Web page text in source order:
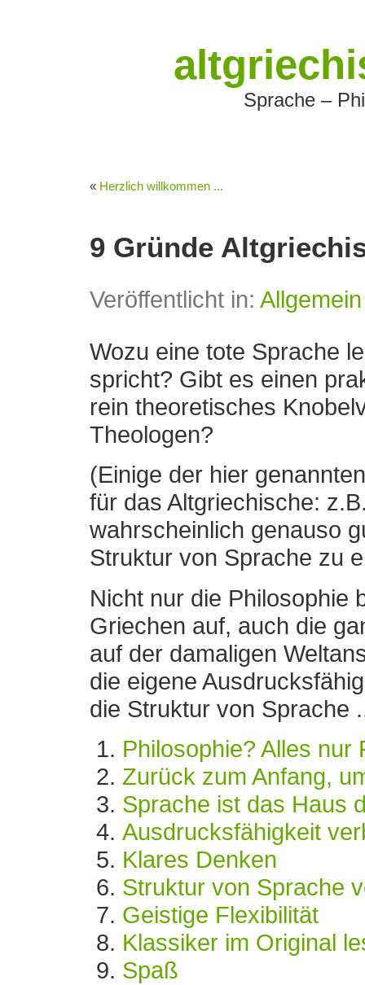
Sprache –
« Herzlich willkommen ...
9 Gründe
Veröffentlicht in: Allgemein
Wozu eine tote Sprache
spricht? Gibt es einen
rein theoretisches
Theologen?
(Einige der hier
für das Altgriechische:
wahrscheinlich genauso
Struktur von Sprache zu
Nicht nur die Philosophie
Griechen auf, auch die
auf der damaligen
die eigene
die Struktur von Sprache
Philosophie? Alles nur
Zurück zum Anfang,
Sprache ist das Haus
Ausdrucksfähigkeit
Klares Denken
Struktur von Sprache
Geistige Flexibilität
Klassiker im Original
Spaß